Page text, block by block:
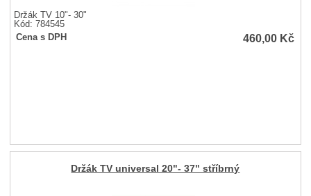
Držák TV 10"- 30"
Kód: 784545
Cena s DPH
460,00 Kč
Držák TV universal 20"- 37" stříbrný